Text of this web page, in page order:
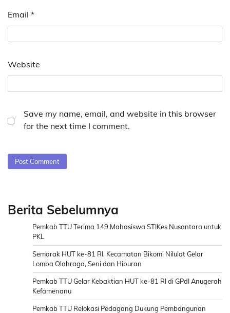
Email *
Website
Save my name, email, and website in this browser
for the next time I comment.
Berita Sebelumnya
Pemkab TTU Terima 149 Mahasiswa STIKes Nusantara untuk
PKL
Semarak HUT ke-81 RI, Kecamatan Bikomi Nilulat Gelar
Lomba Olahraga, Seni dan Hiburan
Pemkab TTU Gelar Kebaktian HUT ke-81 RI di GPdI Anugerah
Kefamenanu
Pemkab TTU Relokasi Pedagang Dukung Pembangunan